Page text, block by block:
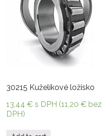
30215 Kuželíkové ložisko
13,44€ s DPH (11,20€ bez
DPH)